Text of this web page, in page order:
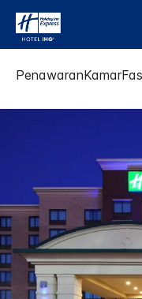
PenawaranKamar